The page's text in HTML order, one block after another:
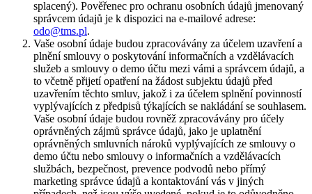
splacený). Pověřenec pro ochranu osobních údajů jmenovaný
správcem údajů je k dispozici na e-mailové adrese:
odo@tms.pl.
Vaše osobní údaje budou zpracovávány za účelem uzavření a
plnění smlouvy o poskytování informačních a vzdělávacích
služeb a smlouvy o demo účtu mezi vámi a správcem údajů, a
to včetně přijetí opatření na žádost subjektu údajů před
uzavřením těchto smluv, jakož i za účelem splnění povinností
vyplývajících z předpisů týkajících se nakládání se souhlasem.
Vaše osobní údaje budou rovněž zpracovávány pro účely
oprávněných zájmů správce údajů, jako je uplatnění
oprávněných smluvních nároků vyplývajících ze smlouvy o
demo účtu nebo smlouvy o informačních a vzdělávacích
službách, bezpečnost, prevence podvodů nebo přímý
marketing správce údajů a kontaktování vás v jiných